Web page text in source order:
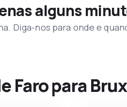
alguns
Diga-nos para onde e
Faro para